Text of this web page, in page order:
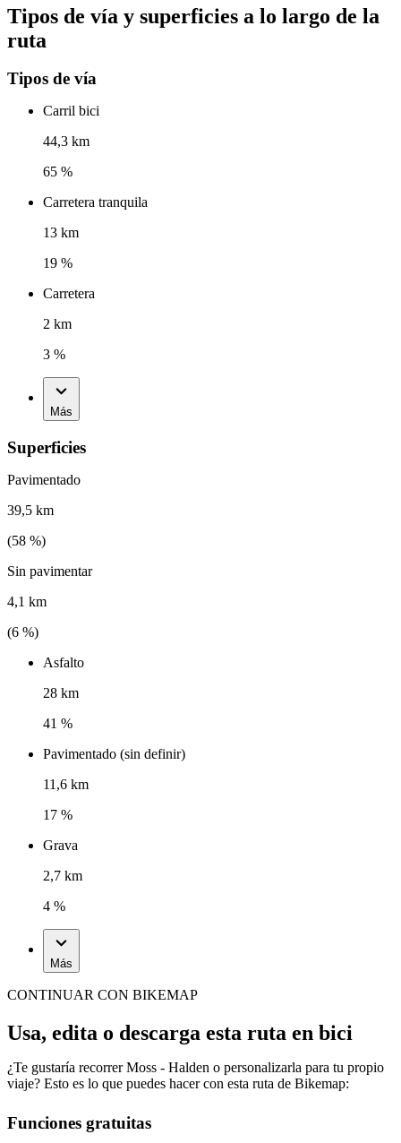
Tipos de vía y superficies a lo largo de la
ruta
Tipos de vía
Carril bici
44,3 km
65 %
Carretera tranquila
13 km
19 %
Carretera
2 km
3 %
Más
Superficies
Pavimentado
39,5 km
(58 %)
Sin pavimentar
4,1 km
(6 %)
Asfalto
28 km
41 %
Pavimentado (sin definir)
11,6 km
17 %
Grava
2,7 km
4 %
Más
CONTINUAR CON BIKEMAP
Usa, edita o descarga esta ruta en bici
¿Te gustaría recorrer Moss - Halden o personalizarla para tu propio
viaje? Esto es lo que puedes hacer con esta ruta de Bikemap:
Funciones gratuitas